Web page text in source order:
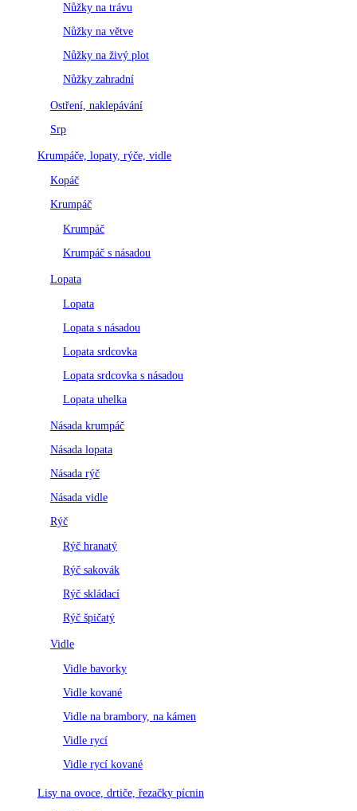
Nůžky na trávu
Nůžky na větve
Nůžky na živý plot
Nůžky zahradní
Ostření, naklepávání
Srp
Krumpáče, lopaty, rýče, vidle
Kopáč
Krumpáč
Krumpáč
Krumpáč s násadou
Lopata
Lopata
Lopata s násadou
Lopata srdcovka
Lopata srdcovka s násadou
Lopata uhelka
Násada krumpáč
Násada lopata
Násada rýč
Násada vidle
Rýč
Rýč hranatý
Rýč sakovák
Rýč skládací
Rýč špičatý
Vidle
Vidle bavorky
Vidle kované
Vidle na brambory, na kámen
Vidle rycí
Vidle rycí kované
Lisy na ovoce, drtiče, řezačky pícnin